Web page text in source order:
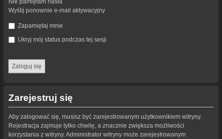
Nie pamiętam hasła
Wyślij ponownie e-mail aktywacyjny
Zapamiętaj mnie
Ukryj mój status podczas tej sesji
Zarejestruj się
Aby zalogować się, musisz być zarejestrowanym użytkownikiem witryny.
Rejestracja zajmuje tylko chwilę, a znacznie zwiększa możliwości
korzystania z witryny. Administrator witryny może zarejestrowanym